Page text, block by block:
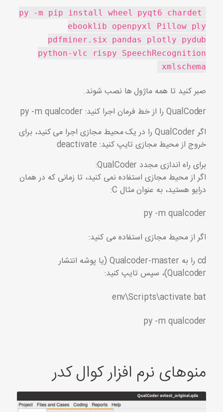
py -m pip install wheel pyqt6 chardet
ebooklib openpyxl Pillow ply
pdfminer.six pandas plotly pydub
python-vlc rispy SpeechRecognition
xmlschema
صبر کنید تا همه ماژول ها نصب شوند.
QualCoder را از خط فرمان اجرا کنید: py -m qualcoder
اگر QualCoder را در یک محیط مجازی اجرا می کنید، برای
خروج از محیط مجازی تایپ کنید: deactivate
برای راه اندازی مجدد QualCoder:
اگر از محیط مجازی استفاده نمی کنید، تا زمانی که در همان
درایو هستید، به عنوان مثال C:
py -m qualcoder
اگر از محیط مجازی استفاده می کنید:
cd را به Qualcoder-master (یا پوشه انتشار
Qualcoder)، سپس تایپ کنید:
env\Scripts\activate.bat
py -m qualcoder
منوهای نرم افزار کوال کدر